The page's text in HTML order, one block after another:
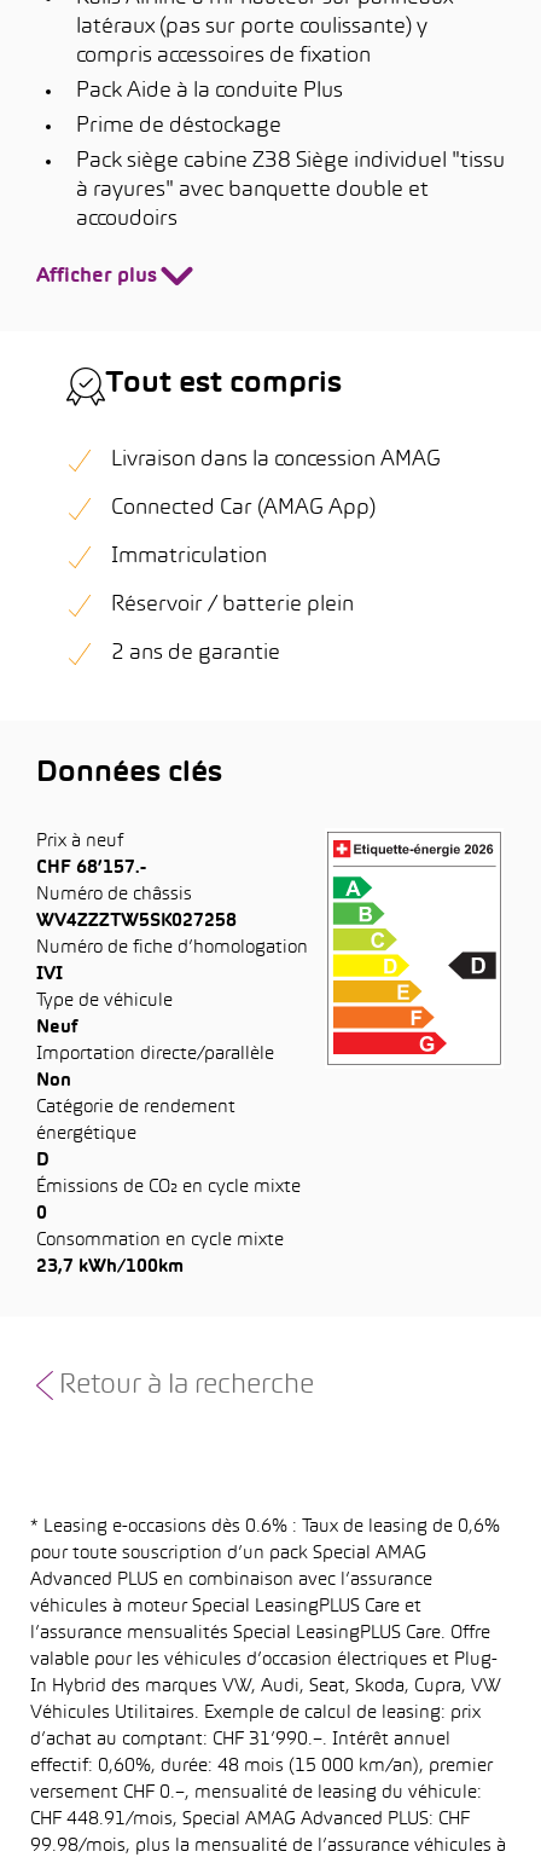
latéraux (pas sur porte coulissante) y
compris accessoires de fixation
Pack Aide à la conduite Plus
Prime de déstockage
Pack siège cabine Z38 Siège individuel "tissu
à rayures" avec banquette double et
accoudoirs
Afficher plus
Tout est compris
Livraison dans la concession AMAG
Connected Car (AMAG App)
Immatriculation
Réservoir / batterie plein
2 ans de garantie
Données clés
Prix à neuf
CHF 68’157.-
Numéro de châssis
WV4ZZZTW5SK027258
Numéro de fiche d’homologation
IVI
Type de véhicule
Neuf
Importation directe/parallèle
Non
Catégorie de rendement
énergétique
D
Émissions de CO₂ en cycle mixte
0
Consommation en cycle mixte
23,7 kWh/100km
Retour à la recherche
* Leasing e-occasions dès 0.6% : Taux de leasing de 0,6%
pour toute souscription d’un pack Special AMAG
Advanced PLUS en combinaison avec l’assurance
véhicules à moteur Special LeasingPLUS Care et
l’assurance mensualités Special LeasingPLUS Care. Offre
valable pour les véhicules d’occasion électriques et Plug-
In Hybrid des marques VW, Audi, Seat, Skoda, Cupra, VW
Véhicules Utilitaires. Exemple de calcul de leasing: prix
d’achat au comptant: CHF 31’990.–. Intérêt annuel
effectif: 0,60%, durée: 48 mois (15 000 km/an), premier
versement CHF 0.–, mensualité de leasing du véhicule:
CHF 448.91/mois, Special AMAG Advanced PLUS: CHF
99.98/mois, plus la mensualité de l’assurance véhicules à